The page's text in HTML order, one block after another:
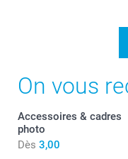
On vous
Accessoires & cadres
photo
Dès 3,00